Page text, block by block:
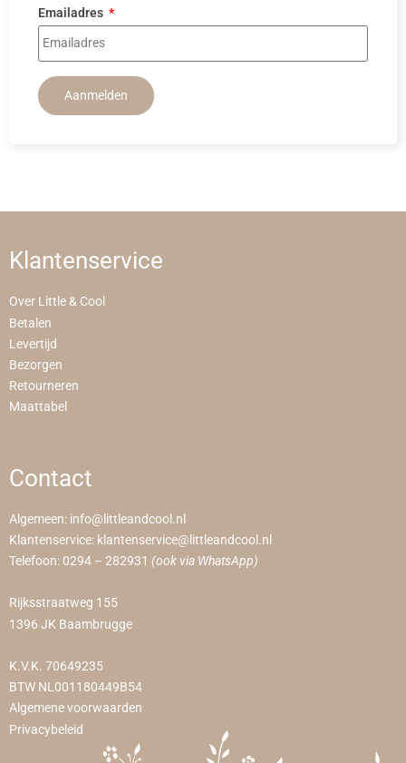
Emailadres
Aanmelden
Klantenservice
Over Little & Cool
Betalen
Levertijd
Bezorgen
Retourneren
Maattabel
Contact
Algemeen: info@littleandcool.nl
Klantenservice: klantenservice@littleandcool.nl
Telefoon: 0294 – 282931 (ook via WhatsApp)
Rijksstraatweg 155
1396 JK Baambrugge
K.V.K. 70649235
BTW NL001180449B54
Algemene voorwaarden
Privacybeleid